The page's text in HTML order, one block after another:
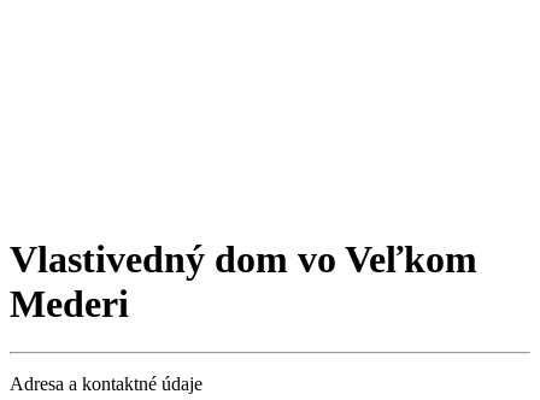
Vlastivedný dom vo Veľkom
Mederi
Adresa a kontaktné údaje